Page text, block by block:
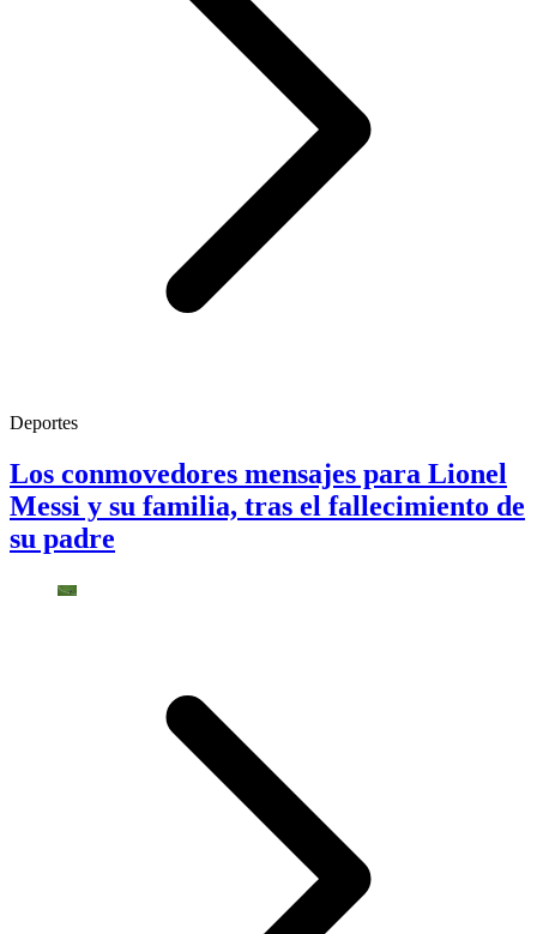
Deportes
Los conmovedores mensajes para Lionel
Messi y su familia, tras el fallecimiento de
su padre